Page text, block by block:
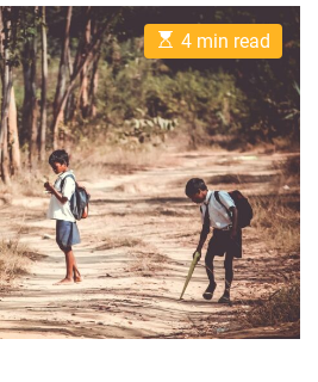
E
s
t
i
m
a
t
e
d
r
e
a
d
t
i
m
e
4 min read